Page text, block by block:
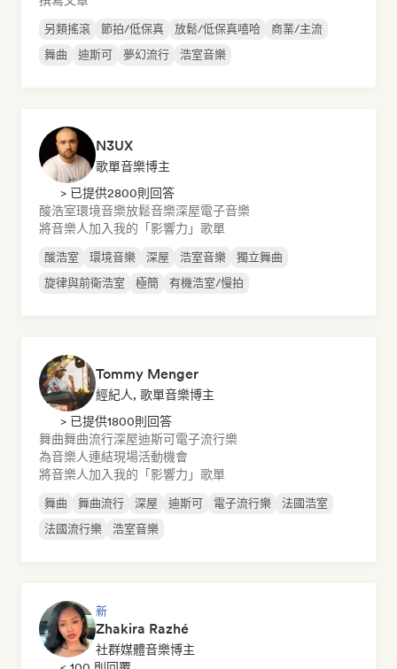
另類搖滾 節拍/低保真 放鬆/低保真嘻哈
商業/主流
舞曲
迪斯可 夢幻流行 浩室音樂
N3UX
歌單音樂博主
> 已提供2800則回答
酸浩室環境音樂放鬆音樂深屋電子音樂
將音樂人加入我的「影響力」歌單
酸浩室 環境音樂 深屋 浩室音樂
獨立舞曲
旋律與前衛浩室
極簡 有機浩室/慢拍
Tommy Menger
經紀人, 歌單音樂博主
> 已提供1800則回答
舞曲舞曲流行深屋迪斯可電子流行樂
為音樂人連結現場活動機會
將音樂人加入我的「影響力」歌單
舞曲 舞曲流行 深屋 迪斯可 電子流行樂
法國浩室
法國流行樂
浩室音樂
新
Zhakira Razhé
社群媒體音樂博主